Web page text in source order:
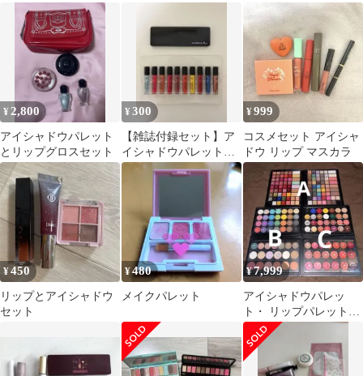
4,400円
¥ 2,800
アイシャドウパレット
とリップグロスセット
¥300
【雑誌付録セット】ア
イシャドウパレット＆
ミニグロス
¥999
コスメセット アイシャ
ドウ リップ マスカラ
¥450
リップとアイシャドウ
セット
¥480
メイクパレット
¥7,999
アイシャドウパレッ
ト・ リップパレットま
とめ売り